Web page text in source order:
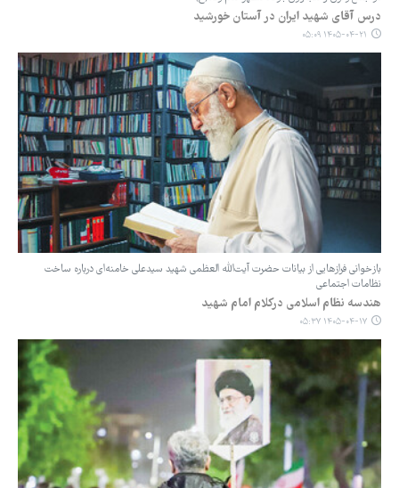
درس آقای شهید ایران در آستان خورشید
۱۴۰۵-۰۴-۲۱ ۰۵:۰۹
بازخوانی فرازهایی از بیانات حضرت آیت‌الله‌ العظمی شهید سیدعلی خامنه‌ای درباره ساخت
نظامات‌ اجتماعی
هندسه نظام اسلامی درکلام امام شهید
۱۴۰۵-۰۴-۱۷ ۰۵:۳۷